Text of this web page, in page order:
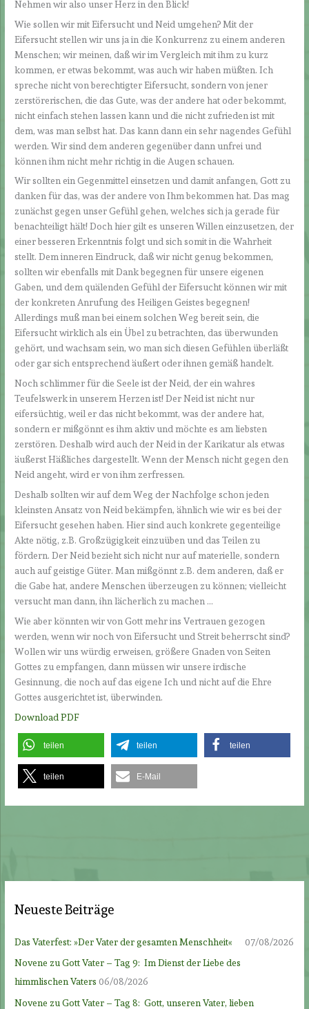
Nehmen wir also unser Herz in den Blick!
Wie sollen wir mit Eifersucht und Neid umgehen? Mit der
Eifersucht stellen wir uns ja in die Konkurrenz zu einem anderen
Menschen; wir meinen, daß wir im Vergleich mit ihm zu kurz
kommen, er etwas bekommt, was auch wir haben müßten. Ich
spreche nicht von berechtigter Eifersucht, sondern von jener
zerstörerischen, die das Gute, was der andere hat oder bekommt,
nicht einfach stehen lassen kann und die nicht zufrieden ist mit
dem, was man selbst hat. Das kann dann ein sehr nagendes Gefühl
werden. Wir sind dem anderen gegenüber dann unfrei und
können ihm nicht mehr richtig in die Augen schauen.
Wir sollten ein Gegenmittel einsetzen und damit anfangen, Gott zu
danken für das, was der andere von Ihm bekommen hat. Das mag
zunächst gegen unser Gefühl gehen, welches sich ja gerade für
benachteiligt hält! Doch hier gilt es unseren Willen einzusetzen, der
einer besseren Erkenntnis folgt und sich somit in die Wahrheit
stellt. Dem inneren Eindruck, daß wir nicht genug bekommen,
sollten wir ebenfalls mit Dank begegnen für unsere eigenen
Gaben, und dem quälenden Gefühl der Eifersucht können wir mit
der konkreten Anrufung des Heiligen Geistes begegnen!
Allerdings muß man bei einem solchen Weg bereit sein, die
Eifersucht wirklich als ein Übel zu betrachten, das überwunden
gehört, und wachsam sein, wo man sich diesen Gefühlen überläßt
oder gar sich entsprechend äußert oder ihnen gemäß handelt.
Noch schlimmer für die Seele ist der Neid, der ein wahres
Teufelswerk in unserem Herzen ist! Der Neid ist nicht nur
eifersüchtig, weil er das nicht bekommt, was der andere hat,
sondern er mißgönnt es ihm aktiv und möchte es am liebsten
zerstören. Deshalb wird auch der Neid in der Karikatur als etwas
äußerst Häßliches dargestellt. Wenn der Mensch nicht gegen den
Neid angeht, wird er von ihm zerfressen.
Deshalb sollten wir auf dem Weg der Nachfolge schon jeden
kleinsten Ansatz von Neid bekämpfen, ähnlich wie wir es bei der
Eifersucht gesehen haben. Hier sind auch konkrete gegenteilige
Akte nötig, z.B. Großzügigkeit einzuüben und das Teilen zu
fördern. Der Neid bezieht sich nicht nur auf materielle, sondern
auch auf geistige Güter. Man mißgönnt z.B. dem anderen, daß er
die Gabe hat, andere Menschen überzeugen zu können; vielleicht
versucht man dann, ihn lächerlich zu machen …
Wie aber könnten wir von Gott mehr ins Vertrauen gezogen
werden, wenn wir noch von Eifersucht und Streit beherrscht sind?
Wollen wir uns würdig erweisen, größere Gnaden von Seiten
Gottes zu empfangen, dann müssen wir unsere irdische
Gesinnung, die noch auf das eigene Ich und nicht auf die Ehre
Gottes ausgerichtet ist, überwinden.
Download PDF
teilen teilen teilen
teilen E-Mail
Neueste Beiträge
Das Vaterfest: »Der Vater der gesamten Menschheit«
07/08/2026
Novene zu Gott Vater – Tag 9: Im Dienst der Liebe des
himmlischen Vaters 06/08/2026
Novene zu Gott Vater – Tag 8: Gott, unseren Vater, lieben